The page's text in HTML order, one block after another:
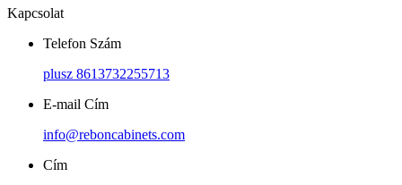
Kapcsolat
Telefon Szám
plusz 8613732255713
E-mail Cím
info@reboncabinets.com
Cím